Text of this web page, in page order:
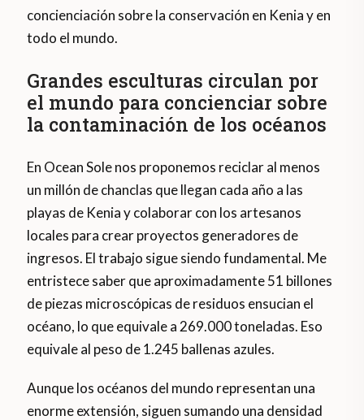
concienciación sobre la conservación en Kenia y en
todo el mundo.
Grandes esculturas circulan por
el mundo para concienciar sobre
la contaminación de los océanos
En Ocean Sole nos proponemos reciclar al menos
un millón de chanclas que llegan cada año a las
playas de Kenia y colaborar con los artesanos
locales para crear proyectos generadores de
ingresos. El trabajo sigue siendo fundamental. Me
entristece saber que aproximadamente 51 billones
de piezas microscópicas de residuos ensucian el
océano, lo que equivale a 269.000 toneladas. Eso
equivale al peso de 1.245 ballenas azules.
Aunque los océanos del mundo representan una
enorme extensión, siguen sumando una densidad